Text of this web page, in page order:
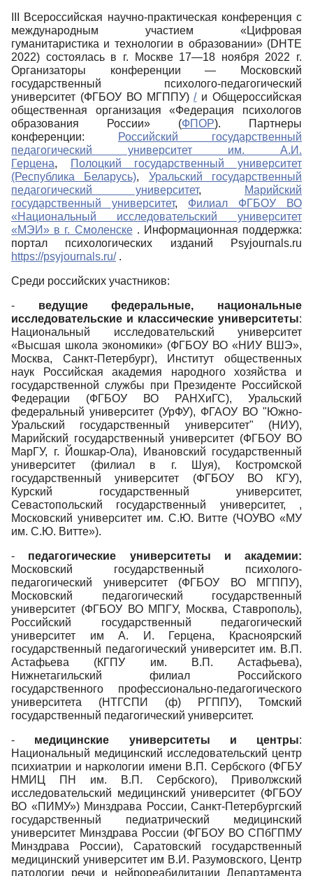
III Всероссийская научно-практическая конференция с
международным участием «Цифровая
гуманитаристика и технологии в образовании» (DHTE
2022) состоялась в г. Москве 17—18 ноября 2022 г.
Организаторы конференции — Московский
государственный психолого-педагогический
университет (ФГБОУ ВО МГППУ)/и Общероссийская
общественная организация «Федерация психологов
образования России» (ФПОР). Партнеры
конференции:
Российский государственный
педагогический университет им. А.И.
Герцена,
Полоцкий государственный университет
(Республика Беларусь), Уральский государственный
педагогический университет,
Марийский
государственный университет, Филиал ФГБОУ ВО
«Национальный исследовательский университет
«МЭИ» в г. Смоленске. Информационная поддержка:
портал психологических изданий Psyjournals.ru
https://psyjournals.ru/.
Среди российских участников:
- ведущие федеральные, национальные
исследовательские и классические университеты:
Национальный исследовательский университет
«Высшая школа экономики» (ФГБОУ ВО «НИУ ВШЭ»,
Москва, Санкт-Петербург), Институт общественных
наук Российская академия народного хозяйства и
государственной службы при Президенте Российской
Федерации (ФГБОУ ВО РАНХиГС), Уральский
федеральный университет (УрФУ), ФГАОУ ВО "Южно-
Уральский государственный университет" (НИУ),
Марийский государственный университет (ФГБОУ ВО
МарГУ, г. Йошкар-Ола), Ивановский государственный
университет (филиал в г. Шуя), Костромской
государственный университет (ФГБОУ ВО КГУ),
Курский государственный университет,
Севастопольский государственный университет, ,
Московский университет им. С.Ю. Витте (ЧОУВО «МУ
им. С.Ю. Витте»).
- педагогические университеты и академии:
Московский государственный психолого-
педагогический университет (ФГБОУ ВО МГППУ),
Московский педагогический государственный
университет (ФГБОУ ВО МПГУ, Москва, Ставрополь),
Российский государственный педагогический
университет им А. И. Герцена, Красноярский
государственный педагогический университет им. В.П.
Астафьева (КГПУ им. В.П. Астафьева),
Нижнетагильский филиал Российского
государственного профессионально-педагогического
университета (НТГСПИ (ф) РГППУ), Томский
государственный педагогический университет.
- медицинские университеты и центры:
Национальный медицинский исследовательский центр
психиатрии и наркологии имени В.П. Сербского (ФГБУ
НМИЦ ПН им. В.П. Сербского), Приволжский
исследовательский медицинский университет (ФГБОУ
ВО «ПИМУ») Минздрава России, Санкт-Петербургский
государственный педиатрический медицинский
университет Минздрава России (ФГБОУ ВО СПбГПМУ
Минздрава России), Саратовский государственный
медицинский университет им В.И. Разумовского, Центр
патологии речи и нейрореабилитации Департамента